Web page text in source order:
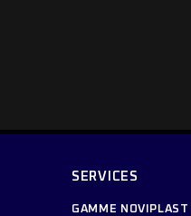
SERVICES
GAMME NOVIPLAST